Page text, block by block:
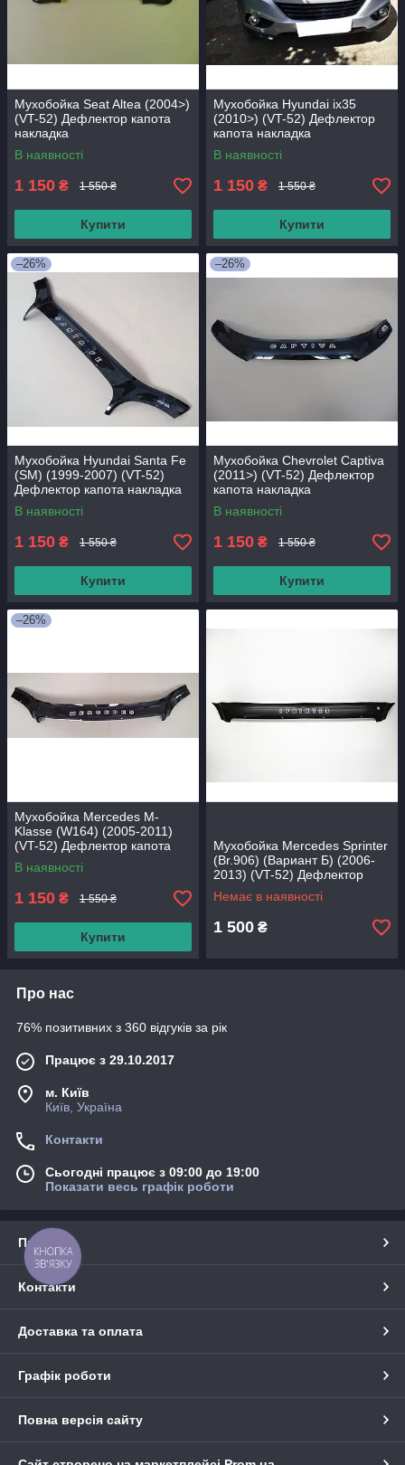
Мухобойка Seat Altea (2004>)
(VT-52) Дефлектор капота
накладка
В наявності
1 150 ₴ 1 550 ₴
Купити
Мухобойка Hyundai ix35
(2010>) (VT-52) Дефлектор
капота накладка
В наявності
1 150 ₴ 1 550 ₴
Купити
–26%
Мухобойка Hyundai Santa Fe
(SM) (1999-2007) (VT-52)
Дефлектор капота накладка
В наявності
1 150 ₴ 1 550 ₴
Купити
–26%
Мухобойка Chevrolet Captiva
(2011>) (VT-52) Дефлектор
капота накладка
В наявності
1 150 ₴ 1 550 ₴
Купити
–26%
Мухобойка Mercedes M-
Klasse (W164) (2005-2011)
(VT-52) Дефлектор капота
накладка
В наявності
1 150 ₴ 1 550 ₴
Купити
Мухобойка Mercedes Sprinter
(Br.906) (Вариант Б) (2006-
2013) (VT-52) Дефлектор
капота накладка
Немає в наявності
1 500 ₴
Про нас
76% позитивних з 360 відгуків за рік
Працює з 29.10.2017
м. Київ
Київ, Україна
Контакти
Сьогодні працює з 09:00 до 19:00
Показати весь графік роботи
Про нас
Контакти
Доставка та оплата
Графік роботи
Повна версія сайту
КНОПКА
ЗВ'ЯЗКУ